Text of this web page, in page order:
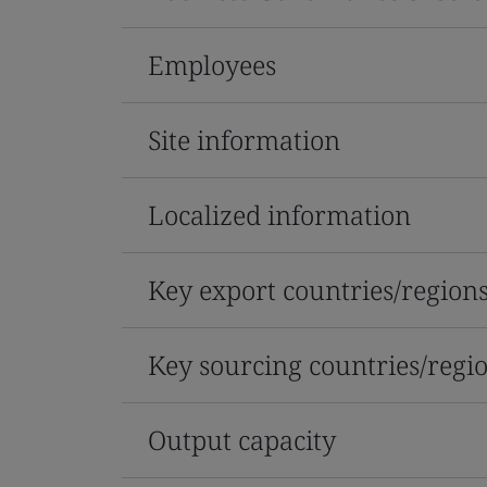
Employees
Site information
Localized information
Key export countries/regions
Key sourcing countries/
Output capacity